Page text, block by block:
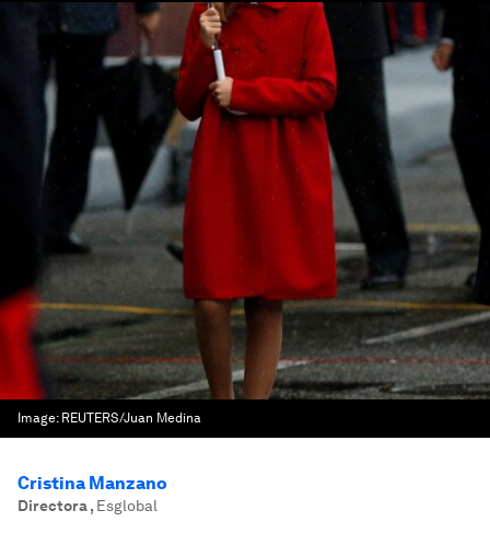
Image: REUTERS/Juan Medina
Cristina Manzano
Directora, Esglobal